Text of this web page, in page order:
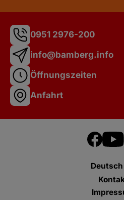
0951 2976-200
info@bamberg.info
Öffnungszeiten
Anfahrt
Deutsch